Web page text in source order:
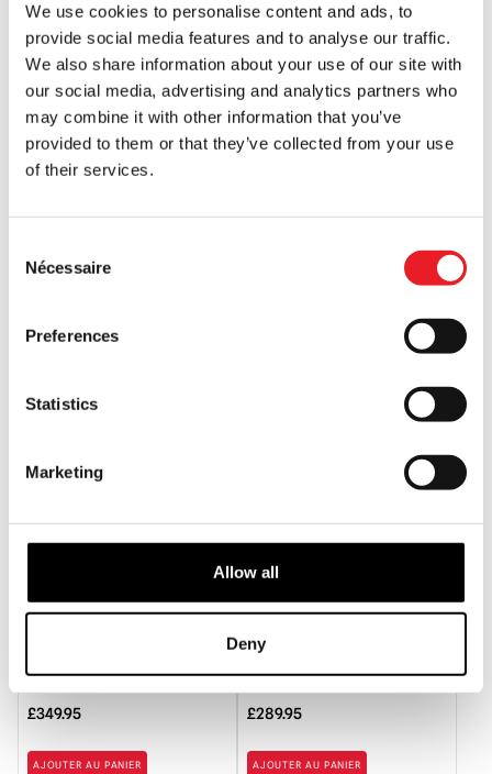
We use cookies to personalise content and ads, to
provide social media features and to analyse our traffic.
We also share information about your use of our site with
our social media, advertising and analytics partners who
may combine it with other information that you’ve
provided to them or that they’ve collected from your use
of their services.
Selection
Nécessaire
Preferences
Statistics
Marketing
Allow all
Deny
d'Halloween
PROMO !
Décoration d'Halloween en forme
d'araignée en fourrure animée
£349.95
AJOUTER AU PANIER
Animatronique de sorcière
£289.95
AJOUTER AU PANIER